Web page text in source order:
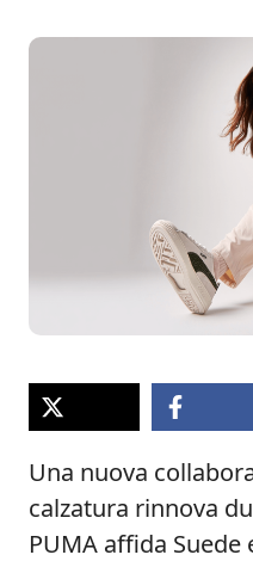
Una nuova
calzatura rinnova
PUMA affida Suede